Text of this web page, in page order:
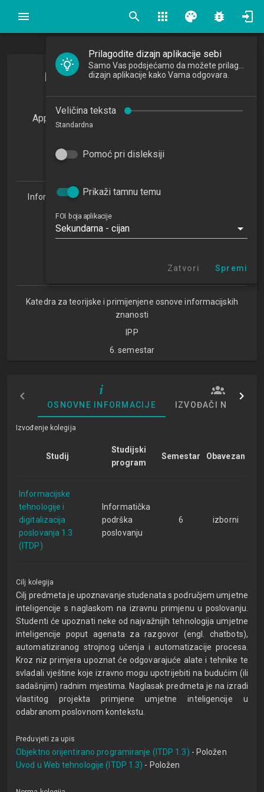
search apps palette bug_report
Primjena umjetne inteligencije u
poslovanju
Application of Artificial Intelligence in Business
3
Informacijske tehnologije i digitalizacija poslovanja 1.3
Studijski centar Sisak (ITDP 1.3)
Studijski centar Varaždin
Studijski centar Zagreb
Katedra za teorijske i primijenjene osnove informacijskih
znanosti
IPP
6. semestar
OSNOVNE INFORMACIJE IZVOĐAČI NASTAVE
Izvođenje kolegija
Studij
Studijski
program
Semestar Obavezan
Informacijske
tehnologije i
digitalizacija
poslovanja 1.3
(ITDP)
Informatička
podrška
poslovanju
6 izborni
Cilj kolegija
Cilj predmeta je upoznavanje studenata s područjem umjetne
inteligencije s naglaskom na izravnu primjenu u poslovanju.
Studenti će upoznati neke od najvažnijih tehnologija umjetne
inteligencije poput agenata za razgovor (engl. chatbots),
automatiziranog strojnog učenja i automatizacije procesa.
Kroz niz primjera upoznat će odgovarajuće alate i tehnike te
svladali vještine koje izravno mogu upotrijebiti na budućim (ili
sadašnjim) radnim mjestima. Naglasak predmeta je na izradi
vlastitog projekta primjene umjetne inteligencije u
odabranom poslovnom kontekstu.
Preduvjeti za upis
Objektno orijentirano programiranje (ITDP 1.3) - Položen
Uvod u Web tehnologije (ITDP 1.3) - Položen
Prilagodite dizajn aplikacije sebi
dizajn aplikacije kako Vama odgovara.
Veličina teksta
Standardna
Pomoć pri disleksiji
Prikaži tamnu temu
FOI boja aplikacije
Sekundarna - cijan
Zatvori Spremi